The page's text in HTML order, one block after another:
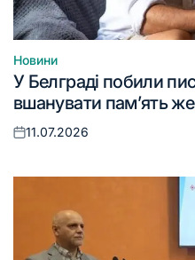
Опублікувати
у
Новини
У Белграді побили
вшанувати пам’ять
Оприлюднено
11.07.2026